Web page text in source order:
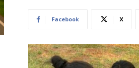
Facebook X